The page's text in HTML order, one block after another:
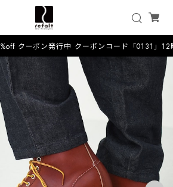
クーポン発行中 クーポンコード「0131」12